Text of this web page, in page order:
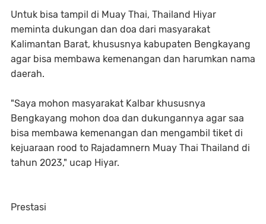
Untuk bisa tampil di Muay Thai, Thailand Hiyar
meminta dukungan dan doa dari masyarakat
Kalimantan Barat, khususnya kabupaten Bengkayang
agar bisa membawa kemenangan dan harumkan nama
daerah.
"Saya mohon masyarakat Kalbar khususnya
Bengkayang mohon doa dan dukungannya agar saa
bisa membawa kemenangan dan mengambil tiket di
kejuaraan rood to Rajadamnern Muay Thai Thailand di
tahun 2023," ucap Hiyar.
Prestasi